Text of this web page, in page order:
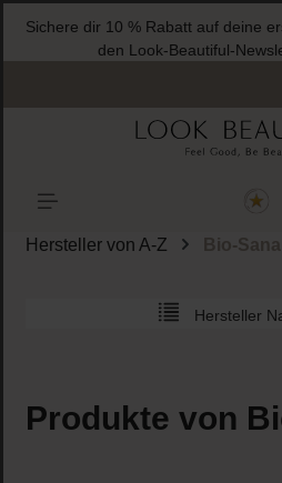
springen
Sichere dir 10 % Rabatt auf deine
den Look-Beautiful-
Hersteller von A-Z Bio-Sana
Hersteller
Produkte von